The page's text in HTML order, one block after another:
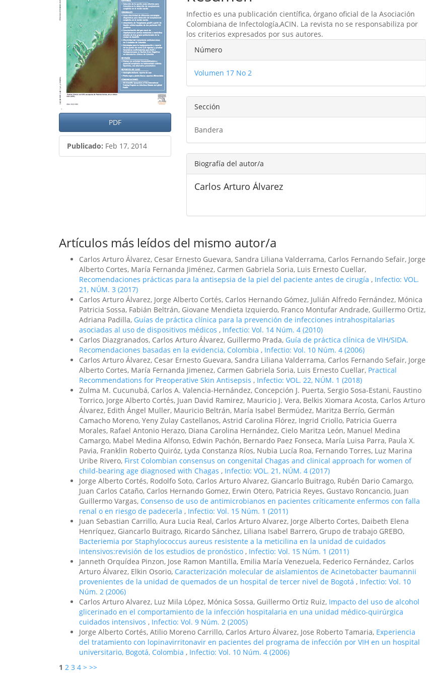
del
artículo
PDF
Publicado: Feb 17, 2014
del
artículo
Infectio es una publicación científica, órgano oficial de la Asociación
Colombiana de Infectología,ACIN. La revista no se responsabiliza por
los criterios expresados por sus autores.
Detalles
del
artículo
Número
Volumen 17 No 2
Sección
Bandera
Biografía del autor/a
Carlos Arturo Álvarez
Artículos más leídos del mismo autor/a
Carlos Arturo Álvarez, Cesar Ernesto Guevara, Sandra Liliana Valderrama, Carlos Fernando Sefair, Jorge
Alberto Cortes, María Fernanda Jiménez, Carmen Gabriela Soria, Luis Ernesto Cuellar,
Recomendaciones prácticas para la antisepsia de la piel del paciente antes de cirugía , Infectio: VOL.
21, NÚM. 3 (2017)
Carlos Arturo Álvarez, Jorge Alberto Cortés, Carlos Hernando Gómez, Julián Alfredo Fernández, Mónica
Patricia Sossa, Fabián Beltrán, Giovane Mendieta Izquierdo, Franco Montufar Andrade, Guillermo Ortiz,
Adriana Padilla, Guías de práctica clínica para la prevención de infecciones intrahospitalarias
asociadas al uso de dispositivos médicos , Infectio: Vol. 14 Núm. 4 (2010)
Carlos Diazgranados, Carlos Arturo Álvarez, Guillermo Prada, Guía de práctica clínica de VIH/SIDA.
Recomendaciones basadas en la evidencia, Colombia , Infectio: Vol. 10 Núm. 4 (2006)
Carlos Arturo Álvarez, Cesar Ernesto Guevara, Sandra Liliana Valderrama, Carlos Fernando Sefair, Jorge
Alberto Cortes, María Fernanda Jimenez, Carmen Gabriela Soria, Luis Ernesto Cuellar, Practical
Recommendations for Preoperative Skin Antisepsis , Infectio: VOL. 22, NÚM. 1 (2018)
Zulma M. Cucunubá, Carlos A. Valencia-Hernández, Concepción J. Puerta, Sergio Sosa-Estani, Faustino
Torrico, Jorge Alberto Cortés, Juan David Ramirez, Mauricio J. Vera, Belkis Xiomara Acosta, Carlos Arturo
Álvarez, Edith Ángel Muller, Mauricio Beltrán, María Isabel Bermúdez, Maritza Berrío, Germán
Camacho Moreno, Yeny Zulay Castellanos, Astrid Carolina Flórez, Ingrid Criollo, Patricia Guerra
Morales, Rafael Antonio Herazo, Diana Carolina Hernández, Cielo Maritza León, Manuel Medina
Camargo, Mabel Medina Alfonso, Edwin Pachón, Bernardo Paez Fonseca, María Luisa Parra, Paula X.
Pavia, Franklin Roberto Quiróz, Lyda Constanza Ríos, Nubia Lucía Roa, Fernando Torres, Luz Marina
Uribe Rivero, First Colombian consensus on congenital Chagas and clinical approach for women of
child-bearing age diagnosed with Chagas , Infectio: VOL. 21, NÚM. 4 (2017)
Jorge Alberto Cortés, Rodolfo Soto, Carlos Arturo Alvarez, Giancarlo Buitrago, Rubén Dario Camargo,
Juan Carlos Cataño, Carlos Hernando Gomez, Erwin Otero, Patricia Reyes, Gustavo Roncancio, Juan
Guillermo Vargas, Consenso de uso de antimicrobianos en pacientes críticamente enfermos con falla
renal o en riesgo de padecerla , Infectio: Vol. 15 Núm. 1 (2011)
Juan Sebastian Carrillo, Aura Lucia Real, Carlos Arturo Alvarez, Jorge Alberto Cortes, Daibeth Elena
Henríquez, Giancarlo Buitrago, Ricardo Sánchez, Liliana Isabel Barrero, Grupo de trabajo GREBO,
Bacteriemia por Staphylococcus aureus resistente a la meticilina en la unidad de cuidados
intensivos:revisión de los estudios de pronóstico , Infectio: Vol. 15 Núm. 1 (2011)
Janneth Orquídea Pinzon, Jose Ramon Mantilla, Emilia María Venezuela, Federico Fernández, Carlos
Arturo Álvarez, Elkin Osorio, Caracterización molecular de aislamientos de Acinetobacter baumannii
provenientes de la unidad de quemados de un hospital de tercer nivel de Bogotá , Infectio: Vol. 10
Núm. 2 (2006)
Carlos Arturo Alvarez, Luz Mila López, Mónica Sossa, Guillermo Ortiz Ruiz, Impacto del uso de alcohol
glicerinado en el comportamiento de la infección hospitalaria en una unidad médico-quirúrgica
cuidados intensivos , Infectio: Vol. 9 Núm. 2 (2005)
Jorge Alberto Cortés, Atilio Moreno Carrillo, Carlos Arturo Álvarez, Jose Roberto Tamaria, Experiencia
del tratamiento con lopinavirritonavir en pacientes del programa de infección por VIH en un hospital
universitario, Bogotá, Colombia , Infectio: Vol. 10 Núm. 4 (2006)
1 2 3 4 > >>